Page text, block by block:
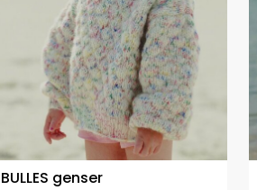
BULLES genser